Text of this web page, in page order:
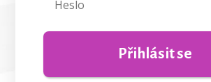
Přihlásit se